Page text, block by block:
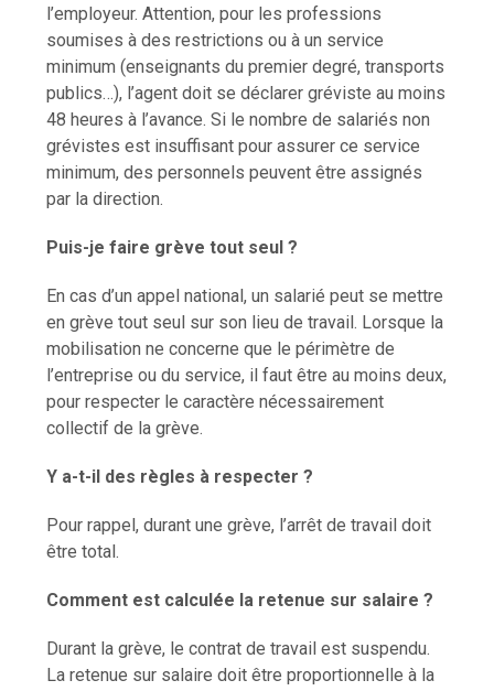
l’employeur. Attention, pour les professions
soumises à des restrictions ou à un service
minimum (enseignants du premier degré, transports
publics…), l’agent doit se déclarer gréviste au moins
48 heures à l’avance. Si le nombre de salariés non
grévistes est insuffisant pour assurer ce service
minimum, des personnels peuvent être assignés
par la direction.
Puis-je faire grève tout seul ?
En cas d’un appel national, un salarié peut se mettre
en grève tout seul sur son lieu de travail. Lorsque la
mobilisation ne concerne que le périmètre de
l’entreprise ou du service, il faut être au moins deux,
pour respecter le caractère nécessairement
collectif de la grève.
Y a-t-il des règles à respecter ?
Pour rappel, durant une grève, l’arrêt de travail doit
être total.
Comment est calculée la retenue sur salaire ?
Durant la grève, le contrat de travail est suspendu.
La retenue sur salaire doit être proportionnelle à la